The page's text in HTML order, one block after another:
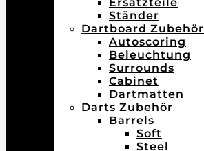
Ständer
Dartboard Zubehör
Autoscoring
Beleuchtung
Surrounds
Cabinet
Dartmatten
Darts Zubehör
Barrels
Soft
Steel